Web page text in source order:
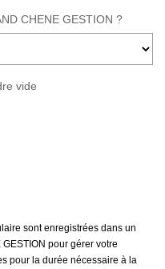
CHENE GESTION ?
vide
sont enregistrées dans un
pour gérer votre
pour la durée nécessaire à la